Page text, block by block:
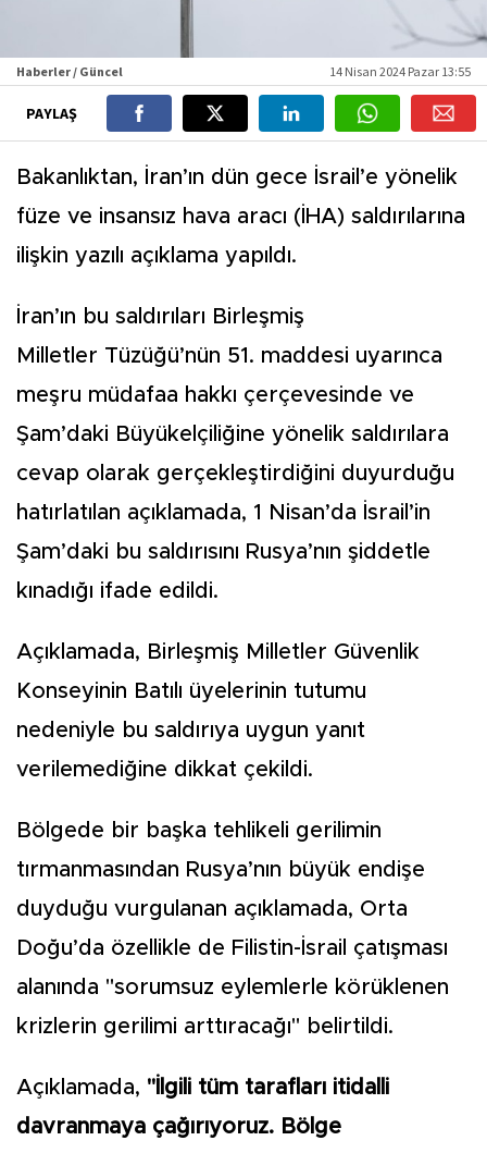
Haberler / Güncel 14 Nisan 2024 Pazar 13:55
PAYLAŞ
Bakanlıktan, İran’ın dün gece İsrail’e yönelik
füze ve insansız hava aracı (İHA) saldırılarına
ilişkin yazılı açıklama yapıldı.
İran’ın bu saldırıları Birleşmiş
Milletler Tüzüğü’nün 51. maddesi uyarınca
meşru müdafaa hakkı çerçevesinde ve
Şam’daki Büyükelçiliğine yönelik saldırılara
cevap olarak gerçekleştirdiğini duyurduğu
hatırlatılan açıklamada, 1 Nisan’da İsrail’in
Şam’daki bu saldırısını Rusya’nın şiddetle
kınadığı ifade edildi.
Açıklamada, Birleşmiş Milletler Güvenlik
Konseyinin Batılı üyelerinin tutumu
nedeniyle bu saldırıya uygun yanıt
verilemediğine dikkat çekildi.
Bölgede bir başka tehlikeli gerilimin
tırmanmasından Rusya’nın büyük endişe
duyduğu vurgulanan açıklamada, Orta
Doğu’da özellikle de Filistin-İsrail çatışması
alanında "sorumsuz eylemlerle körüklenen
krizlerin gerilimi arttıracağı" belirtildi.
Açıklamada, "İlgili tüm tarafları itidalli
davranmaya çağırıyoruz. Bölge